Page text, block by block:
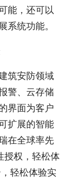
能，还可以
统功能。
筑安防领域
警、云存储
界面为客户
扩展的智能
在全球率先
授权，轻松体
轻松体验实